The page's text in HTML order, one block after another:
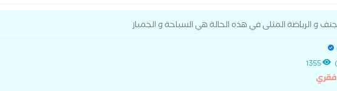
و الرياضة المثلى في هذه الحالة هي السباحة و الجمباز
1355